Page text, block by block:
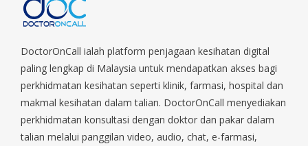
DoctorOnCall ialah platform penjagaan kesihatan digital
paling lengkap di Malaysia untuk mendapatkan akses bagi
perkhidmatan kesihatan seperti klinik, farmasi, hospital dan
makmal kesihatan dalam talian. DoctorOnCall menyediakan
perkhidmatan konsultasi dengan doktor dan pakar dalam
talian melalui panggilan video, audio, chat, e-farmasi,